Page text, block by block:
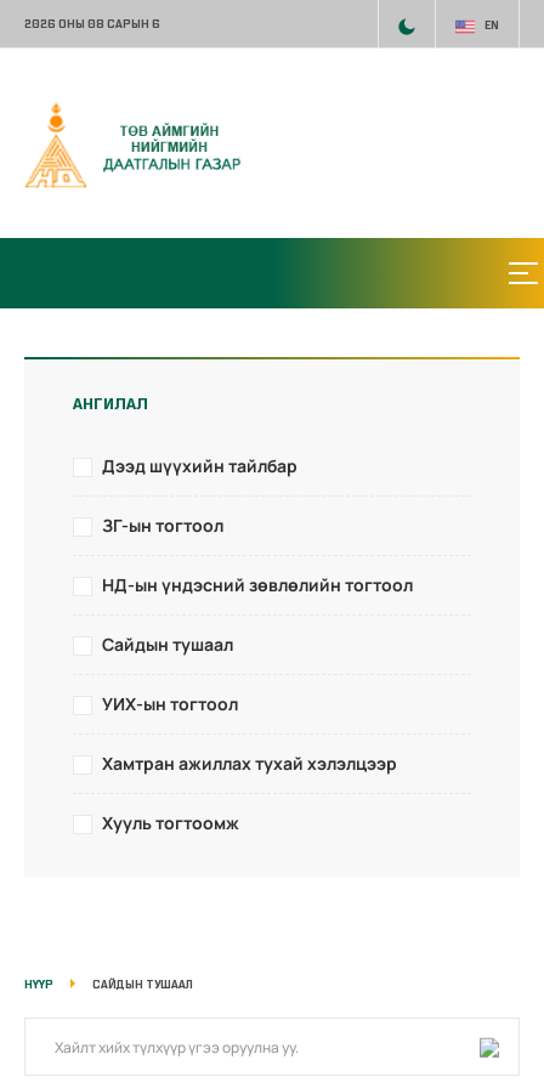
2026 ОНЫ 08 САРЫН 6 EN
АНГИЛАЛ
Дээд шүүхийн тайлбар
ЗГ-ын тогтоол
НД-ын үндэсний зөвлөлийн тогтоол
Сайдын тушаал
УИХ-ын тогтоол
Хамтран ажиллах тухай хэлэлцээр
Хууль тогтоомж
НҮҮР САЙДЫН ТУШААЛ